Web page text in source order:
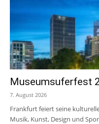
Museumsuferfest
7. August 2026
Frankfurt feiert seine
Musik, Kunst, Design und